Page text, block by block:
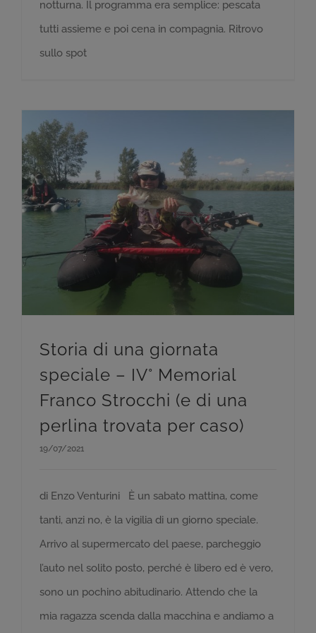
notturna. Il programma era semplice: pescata
tutti assieme e poi cena in compagnia. Ritrovo
sullo spot
Storia di una giornata
speciale – IV° Memorial
Franco Strocchi (e di una
perlina trovata per caso)
19/07/2021
di Enzo Venturini È un sabato mattina, come
tanti, anzi no, è la vigilia di un giorno speciale.
Arrivo al supermercato del paese, parcheggio
l’auto nel solito posto, perché è libero ed è vero,
sono un pochino abitudinario. Attendo che la
mia ragazza scenda dalla macchina e andiamo a